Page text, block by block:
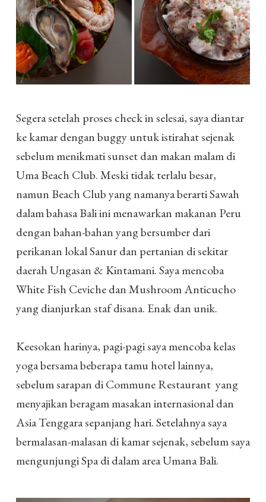
Segera setelah proses check in selesai, saya diantar
ke kamar dengan buggy untuk istirahat sejenak
sebelum menikmati sunset dan makan malam di
Uma Beach Club. Meski tidak terlalu besar,
namun Beach Club yang namanya berarti Sawah
dalam bahasa Bali ini menawarkan makanan Peru
dengan bahan-bahan yang bersumber dari
perikanan lokal Sanur dan pertanian di sekitar
daerah Ungasan & Kintamani. Saya mencoba
White Fish Ceviche dan Mushroom Anticucho
yang dianjurkan staf disana. Enak dan unik.
Keesokan harinya, pagi-pagi saya mencoba kelas
yoga bersama beberapa tamu hotel lainnya,
sebelum sarapan di Commune Restaurant yang
menyajikan beragam masakan internasional dan
Asia Tenggara sepanjang hari. Setelahnya saya
bermalasan-malasan di kamar sejenak, sebelum saya
mengunjungi Spa di dalam area Umana Bali.